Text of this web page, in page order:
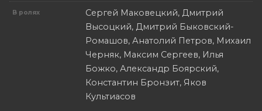
В ролях
Сергей Маковецкий, Дмитрий
Высоцкий, Дмитрий Быковский-
Ромашов, Анатолий Петров, Михаил
Черняк, Максим Сергеев, Илья
Божко, Александр Боярский,
Константин Бронзит, Яков
Культиасов